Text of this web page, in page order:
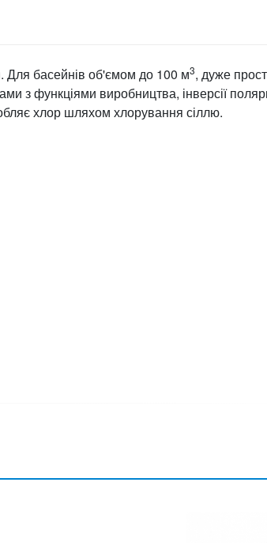
Для басейнів об'ємом до 100 м3, дуже
з функціями виробництва, інверсії
хлор шляхом хлорування сіллю.